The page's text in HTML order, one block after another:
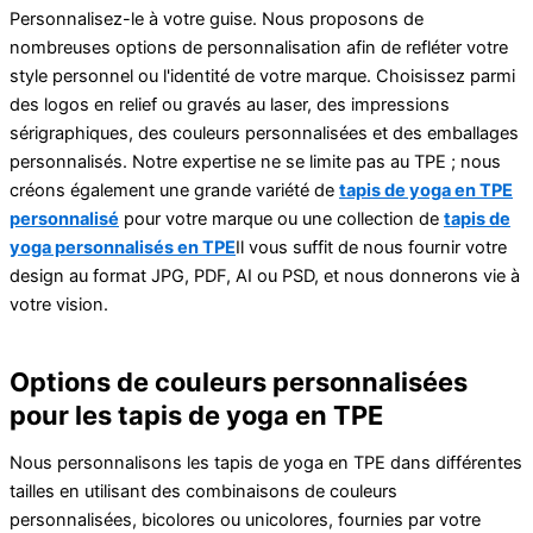
Personnalisez-le à votre guise. Nous proposons de
nombreuses options de personnalisation afin de refléter votre
style personnel ou l'identité de votre marque. Choisissez parmi
des logos en relief ou gravés au laser, des impressions
sérigraphiques, des couleurs personnalisées et des emballages
personnalisés. Notre expertise ne se limite pas au TPE ; nous
créons également une grande variété de tapis de yoga en TPE
personnalisé pour votre marque ou une collection de tapis de
yoga personnalisés en TPEIl vous suffit de nous fournir votre
design au format JPG, PDF, AI ou PSD, et nous donnerons vie à
votre vision.
Options de couleurs personnalisées
pour les tapis de yoga en TPE
Nous personnalisons les tapis de yoga en TPE dans différentes
tailles en utilisant des combinaisons de couleurs
personnalisées, bicolores ou unicolores, fournies par votre